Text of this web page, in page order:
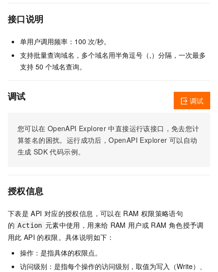
接口说明
单用户调用频率：100 次/秒。
支持批量查询域名，多个域名用半角逗号（,）分隔，一次最多
支持 50 个域名查询。
调试
您可以在 OpenAPI Explorer 中直接运行该接口，免去您计
算签名的困扰。运行成功后，OpenAPI Explorer 可以自动
生成 SDK 代码示例。
调试
授权信息
下表是 API 对应的授权信息，可以在 RAM 权限策略语句
的 Action 元素中使用，用来给 RAM 用户或 RAM 角色授予调
用此 API 的权限。具体说明如下：
操作：是指具体的权限点。
访问级别：是指每个操作的访问级别，取值为写入（Write）、